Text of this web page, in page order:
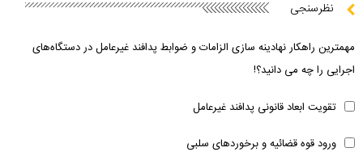
نظرسنجی
مهمترین راهکار نهادینه سازی الزامات و ضوابط پدافند غیرعامل در دستگاه‌های
اجرایی را چه می دانید؟!
تقویت ابعاد قانونی پدافند غیرعامل
ورود قوه قضائیه و برخوردهای سلبی